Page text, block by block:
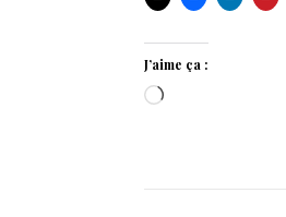
J’aime ça :
Chargement…